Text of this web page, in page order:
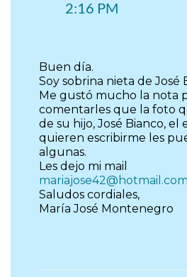
25 DE ABRIL DE
Buen día.
Soy sobrina nieta de José
Me gustó mucho la nota
comentarles que la foto
de su hijo, José Bianco, el
quieren escribirme les
algunas.
Les dejo mi mail
mariajose42@hotmail.com
Saludos cordiales,